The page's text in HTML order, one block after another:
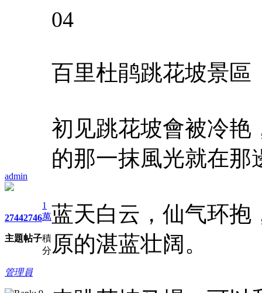
admin
2744
主題
2746
帖子
1
萬
積
分
管理員
04
百里杜鹃跳花坡景區
初见跳花坡會被冷艳
的那一抹風光就在那
蓝天白云，仙气环抱
原的湛蓝壮阔。